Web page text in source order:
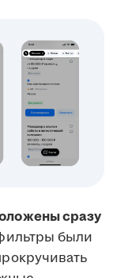
сразу
были